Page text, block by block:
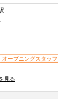
オープニングスタッフ
見る